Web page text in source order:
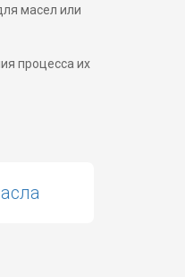
масел или
процесса их